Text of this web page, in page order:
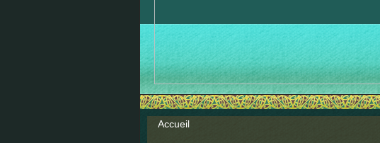
Accueil